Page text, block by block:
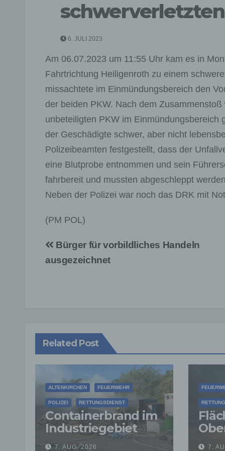
6. JULI 2023
Am 06.07.2023 um 11:55 Uhr kam es in
Fahrtrichtung Heiligenroth zu einem
missachtete im Einmündungsbereich den
der beiden PKW. Nach dem
unbeteiligten PKW im Einmündungsbereich
der Geschädigte schwer, aber nicht
Polizeibeamten festgestellt, dass der
eine Blutprobe entnommen und sein
fahrbereit und mussten abgeschleppt
Neben der Polizei war noch das DRK mit
(PM POL)
Beitragsnavigation
Bürger für vorbildliches Handeln
ausgezeichnet
Related Post
ALTENKIRCHEN FEUERWEHR
POLIZEI RETTUNGSDIENST
Containerbrand im
Industriegebiet
Horhausen:
7. AUG. 2026 7.